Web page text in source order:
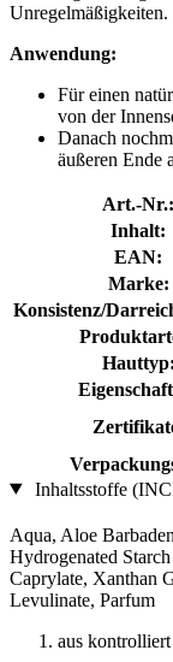
Unregelmäßigkeiten.
Anwendung:
Für einen
von der
Danach
äußeren Ende
Art.-Nr.:
Inhalt:
EAN:
Marke:
Konsistenz/
Hauttyp:
Inhaltsstoffe
Aqua, Aloe
Hydrogenated
Caprylate, Xanthan
Levulinate, Parfum
aus